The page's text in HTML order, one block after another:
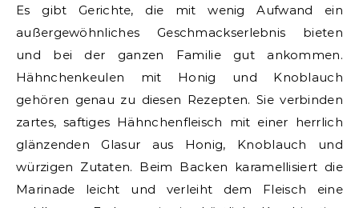
Es gibt Gerichte, die mit wenig Aufwand ein
außergewöhnliches Geschmackserlebnis bieten
und bei der ganzen Familie gut ankommen.
Hähnchenkeulen mit Honig und Knoblauch
gehören genau zu diesen Rezepten. Sie verbinden
zartes, saftiges Hähnchenfleisch mit einer herrlich
glänzenden Glasur aus Honig, Knoblauch und
würzigen Zutaten. Beim Backen karamellisiert die
Marinade leicht und verleiht dem Fleisch eine